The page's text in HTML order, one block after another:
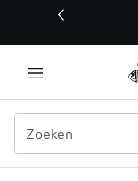
Deze link wordt